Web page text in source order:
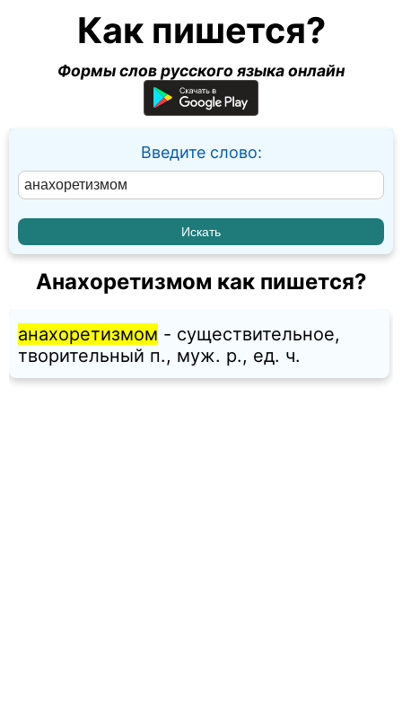
Как пишется?
Формы слов русского языка онлайн
Введите слово:
Анахоретизмом как пишется?
анахоретизмом - существительное,
творительный п., муж. p., ед. ч.